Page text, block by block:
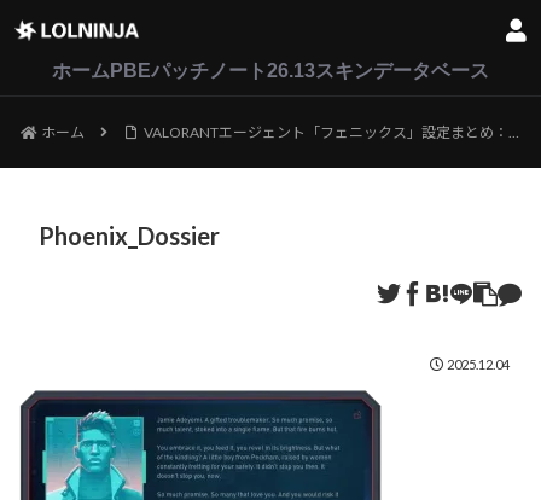
ホーム PBEパッチノート26.13スキンデータベース
ホーム VALORANTエージェント「フェニックス」設定まとめ：物語・人間関係・カード・ボイス
Phoenix_Dossier
2025.12.04